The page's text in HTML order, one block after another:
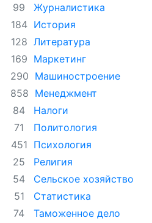
99
Журналистика
184 История
128 Литература
169 Маркетинг
290 Машиностроение
858 Менеджмент
84
Налоги
71
Политология
451 Психология
25
Религия
54
Сельское хозяйство
51
Статистика
74
Таможенное дело